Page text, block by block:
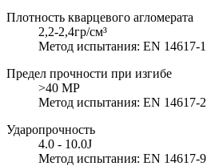
Плотность кварцевого агломерата
2,2-2,4гр/см³
Метод испытания: EN 14617-1
Предел прочности при изгибе
>40 MP
Метод испытания: EN 14617-2
Ударопрочность
4.0 - 10.0J
Метод испытания: EN 14617-9